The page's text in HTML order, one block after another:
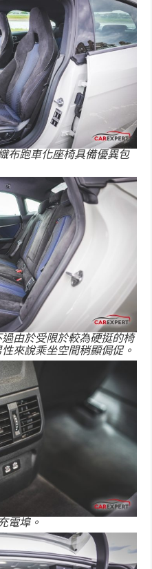
布跑車化座椅具備優異包
由於受限於較為硬挺的椅
來說乘坐空間稍顯侷促。
電埠。